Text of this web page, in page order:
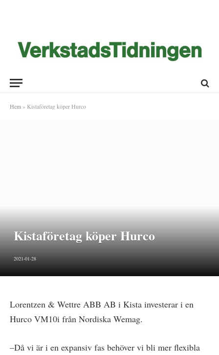
Hem » Kistaföretag köper Hurco
Kistaföretag köper Hurco
2021-01-28
Lorentzen & Wettre ABB AB i Kista investerar i en
Hurco VM10i från Nordiska Wemag.
–Då vi är i en expansiv fas behöver vi bli mer flexibla